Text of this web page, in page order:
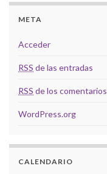
META
Acceder
RSS de las entradas
RSS de los comentarios
WordPress.org
CALENDARIO